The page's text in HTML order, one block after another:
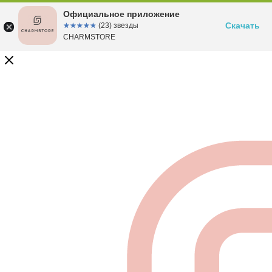
Официальное приложение
☆☆☆☆☆
★★★★★ (23) звезды
CHARMSTORE
Скачать